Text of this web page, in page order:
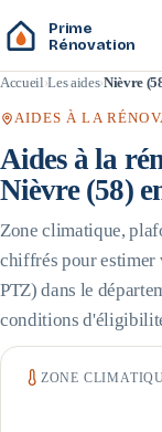
Prime
Rénovation
Accueil Les aides Nièvre
AIDES À LA
Aides à la
Nièvre(58)
Zone climatique,
chiffrés pour estimer
PTZ) dans le
conditions
ZONE